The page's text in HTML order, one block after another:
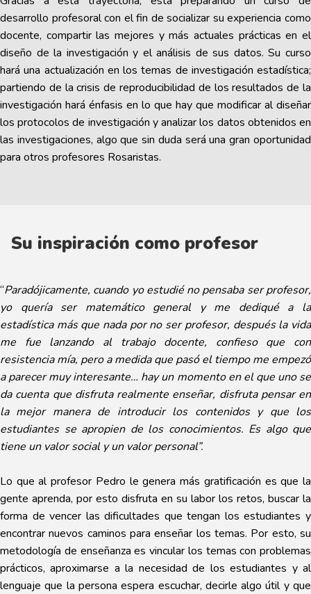
desarrollo profesoral con el fin de socializar su experiencia como
docente, compartir las mejores y más actuales prácticas en el
diseño de la investigación y el análisis de sus datos. Su curso
hará una actualización en los temas de investigación estadística;
partiendo de la crisis de reproducibilidad de los resultados de la
investigación hará énfasis en lo que hay que modificar al diseñar
los protocolos de investigación y analizar los datos obtenidos en
las investigaciones, algo que sin duda será una gran oportunidad
para otros profesores Rosaristas.
Su inspiración como profesor
“Paradójicamente, cuando yo estudié no pensaba ser profesor,
yo quería ser matemático general y me dediqué a la
estadística más que nada por no ser profesor, después la vida
me fue lanzando al trabajo docente, confieso que con
resistencia mía, pero a medida que pasó el tiempo me empezó
a parecer muy interesante… hay un momento en el que uno se
da cuenta que disfruta realmente enseñar, disfruta pensar en
la mejor manera de introducir los contenidos y que los
estudiantes se apropien de los conocimientos. Es algo que
tiene un valor social y un valor personal”.
Lo que al profesor Pedro le genera más gratificación es que la
gente aprenda, por esto disfruta en su labor los retos, buscar la
forma de vencer las dificultades que tengan los estudiantes y
encontrar nuevos caminos para enseñar los temas. Por esto, su
metodología de enseñanza es vincular los temas con problemas
prácticos, aproximarse a la necesidad de los estudiantes y al
lenguaje que la persona espera escuchar, decirle algo útil y que